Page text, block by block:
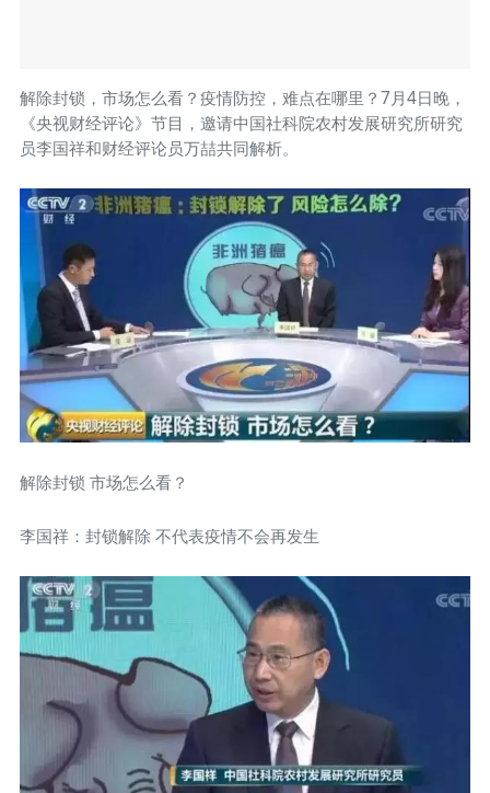
解除封锁，市场怎么看？疫情防控，难点在哪里？7月4日晚，
《央视财经评论》节目，邀请中国社科院农村发展研究所研究
员李国祥和财经评论员万喆共同解析。
解除封锁 市场怎么看？
李国祥：封锁解除 不代表疫情不会再发生